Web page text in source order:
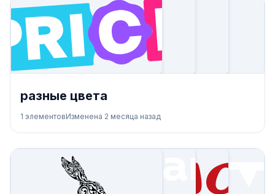
разные цвета
1 элементовИзменена 2 месяца назад